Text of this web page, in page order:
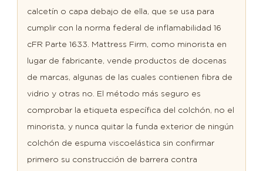
colchones
utiliza
fibra
de
vidrio?
calcetín o capa debajo de ella, que se usa para
cumplir con la norma federal de inflamabilidad 16
cFR Parte 1633. Mattress Firm, como minorista en
lugar de fabricante, vende productos de docenas
de marcas, algunas de las cuales contienen fibra de
vidrio y otras no. El método más seguro es
comprobar la etiqueta específica del colchón, no el
minorista, y nunca quitar la funda exterior de ningún
colchón de espuma viscoelástica sin confirmar
primero su construcción de barrera contra